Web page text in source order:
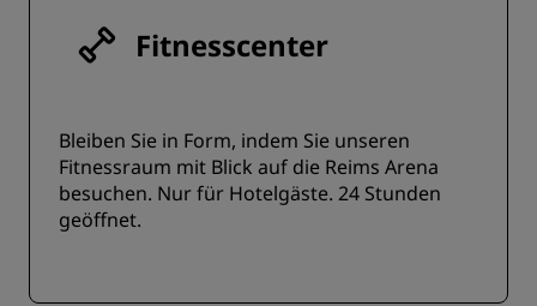
Fitnesscenter
Bleiben Sie in Form, indem Sie unseren
Fitnessraum mit Blick auf die Reims Arena
besuchen. Nur für Hotelgäste. 24 Stunden
geöffnet.